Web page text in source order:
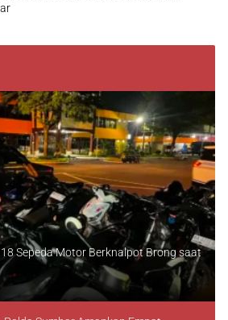
Sepeda Motor Berknalpot Brong saat